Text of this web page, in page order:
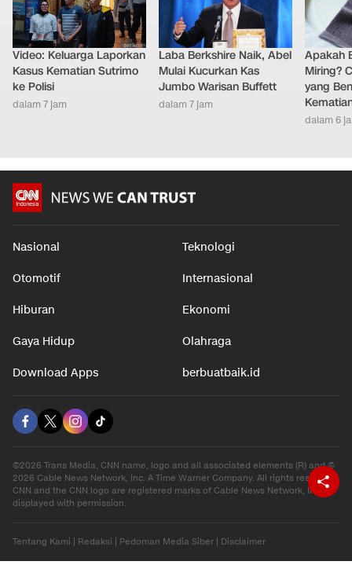
Video: Keluarga Laporkan
Kasus Kematian Sutrimo
ke Polisi
dalam 7 jam
Laba Berkshire Naik, Abel
Mulai Kucurkan Kas
Jumbo Warisan Buffett
dalam 7 jam
Apakah
Miring?
yang
dalam 6
Nasional Teknologi
Otomotif Internasional
Hiburan Ekonomi
Gaya Hidup Olahraga
Download Apps berbuatbaik.id
©2026 Trans Media, CNN name, logo and all associated elements (R) and ©
2026 Cable News Network, Inc. A Time Warner Company. All rights reserved.
CNN and the CNN logo are registered marks of Cable News Network, Inc.,
displayed with permission.
Tentang Kami Redaksi Pedoman Media Siber Disclaimer